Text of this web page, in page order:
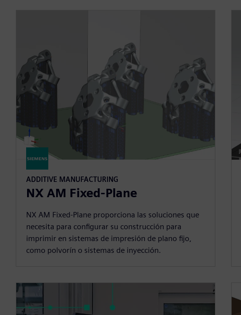
ADDITIVE MANUFACTURING
NX AM Fixed-Plane
NX AM Fixed-Plane proporciona las soluciones que
necesita para configurar su construcción para
imprimir en sistemas de impresión de plano fijo,
como polvorín o sistemas de inyección.